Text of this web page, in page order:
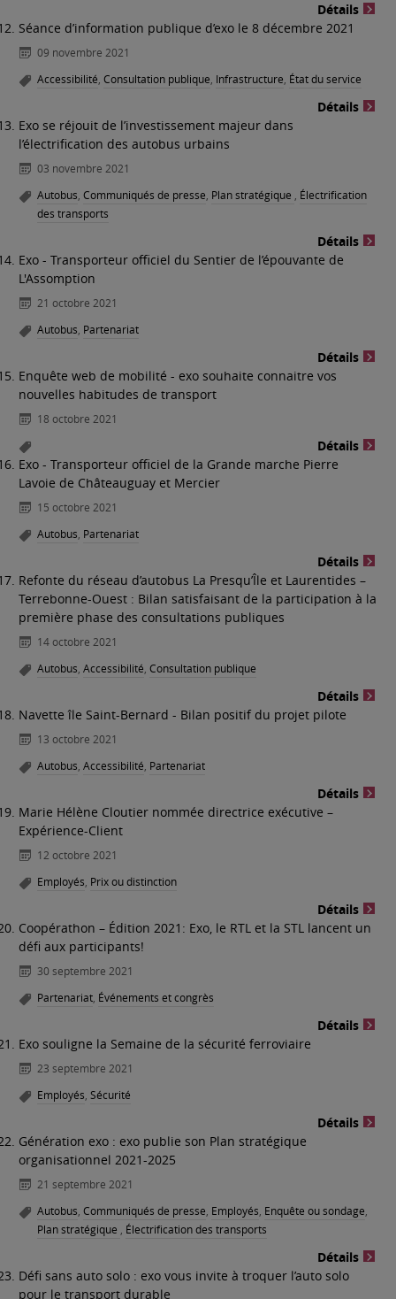
Détails
Séance d’information publique d’exo le 8 décembre 2021
09 novembre 2021
Accessibilité, Consultation publique, Infrastructure, État du service
Détails
Exo se réjouit de l’investissement majeur dans
l’électrification des autobus urbains
03 novembre 2021
Autobus, Communiqués de presse, Plan stratégique , Électrification
des transports
Détails
Exo - Transporteur officiel du Sentier de l’épouvante de
L'Assomption
21 octobre 2021
Autobus, Partenariat
Détails
Enquête web de mobilité - exo souhaite connaitre vos
nouvelles habitudes de transport
18 octobre 2021
Détails
Exo - Transporteur officiel de la Grande marche Pierre
Lavoie de Châteauguay et Mercier
15 octobre 2021
Autobus, Partenariat
Détails
Refonte du réseau d’autobus La Presqu’Île et Laurentides –
Terrebonne-Ouest : Bilan satisfaisant de la participation à la
première phase des consultations publiques
14 octobre 2021
Autobus, Accessibilité, Consultation publique
Détails
Navette île Saint-Bernard - Bilan positif du projet pilote
13 octobre 2021
Autobus, Accessibilité, Partenariat
Détails
Marie Hélène Cloutier nommée directrice exécutive –
Expérience-Client
12 octobre 2021
Employés, Prix ou distinction
Détails
Coopérathon – Édition 2021: Exo, le RTL et la STL lancent un
défi aux participants!
30 septembre 2021
Partenariat, Événements et congrès
Détails
Exo souligne la Semaine de la sécurité ferroviaire
23 septembre 2021
Employés, Sécurité
Détails
Génération exo : exo publie son Plan stratégique
organisationnel 2021-2025
21 septembre 2021
Autobus, Communiqués de presse, Employés, Enquête ou sondage,
Plan stratégique , Électrification des transports
Détails
Défi sans auto solo : exo vous invite à troquer l’auto solo
pour le transport durable